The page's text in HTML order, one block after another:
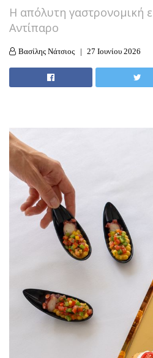
Η απόλυτη γαστρονομική
Αντίπαρο
Βασίλης Νάτσιος 27 Ιουνίου 2026